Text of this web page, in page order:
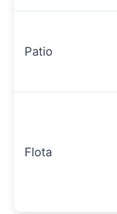
Patio
Flota